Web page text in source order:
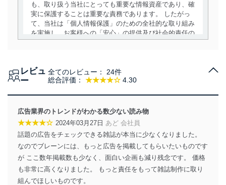
も、取り扱う当社にとっても重要な情報資産であり、確
実に保護することは重要な責務であります。 したがっ
て、当社は「個人情報保護」のための全社的な取り組み
を実施し、お客様への「安心」の提供及び社会的責任の
当社は、個人情報の取得・利用・提供に際して、その利
得・利用・提供を行います。また、当社が保有している
個人情報は、同意を得ずに目的外利用、第三者への提
供・開示は行いません。当社においてはこれらの取り組
みを確実にするため、従業者等の教育を徹底してまいり
ます。また、目的外利用を行わないために、適切な管理
措置を講じます。
法令遵守
レビュ
ー
総合評価： ★★★★☆ 4.30
全てのレビュー： 24件
広告業界のトレンドがわかる数少ない読み物
★★★★☆ 2024年03月27日 あど 会社員
話題の広告をチェックできる雑誌が本当に少なくなりました。
なのでブレーンには、もっと広告を掲載してもらいたいものです
が ここ数年掲載数も少なく、面白い企画も減り残念です。 価格
も非常に高くなりました。 もっと責任をもって雑誌制作に取り
組んでほしいものです。